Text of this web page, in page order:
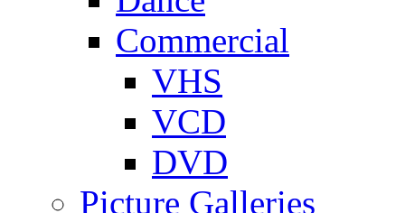
Commercial
VHS
VCD
DVD
Picture Galleries